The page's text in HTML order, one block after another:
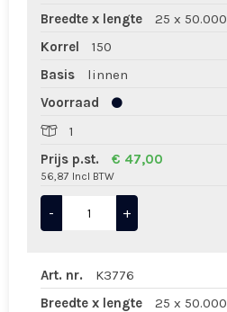
Breedte x lengte
25 x 50.000
Korrel
150
Basis
linnen
Voorraad
1
Prijs p.st.
€ 47,00
56,87 Incl BTW
- +
Art. nr.
K3776
Breedte x lengte
25 x 50.000